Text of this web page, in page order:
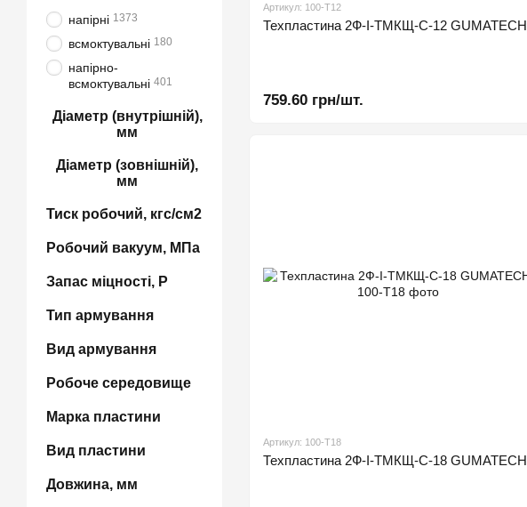
Артикул: 100-Т12
Техпластина 2Ф-І-ТМКЩ-С-12 GUMATECH
759.60 грн/шт.
Артикул: 100-Т18
Техпластина 2Ф-І-ТМКЩ-С-18 GUMATECH
напірні 1373
всмоктувальні 180
напірно-
всмоктувальні 401
Діаметр (внутрішній),
мм
Діаметр (зовнішній),
мм
Тиск робочий, кгс/см2
Робочий вакуум, МПа
Запас міцності, P
Тип армування
Вид армування
Робоче середовище
Марка пластини
Вид пластини
Довжина, мм